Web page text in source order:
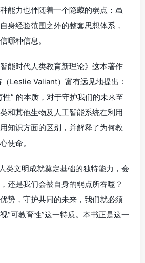
能力也伴随着一个隐藏的弱点：虽
身经验范围之外的整套思想体系，
哪种信息。
能时代人类教育新理论》这本著作
Leslie Valiant）富有远见地提出：
” 的本质，对于守护我们的未来至
和其他生物及人工智能系统在利用
知识方面的区别，并解释了为何教
使命。
类文明成就奠定基础的独特能力，会
还是我们会被自身的弱点所吞噬？
势，守护共同的未来，我们就必须
“可教育性”这一特质。本书正是这一